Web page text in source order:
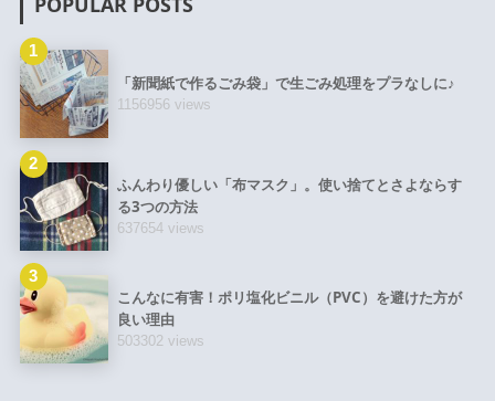
1
「新聞紙で作るごみ袋」で生ごみ処理をプラなしに♪
1156956 views
2
ふんわり優しい「布マスク」。使い捨てとさよならす
る3つの方法
637654 views
3
こんなに有害！ポリ塩化ビニル（PVC）を避けた方が
良い理由
503302 views